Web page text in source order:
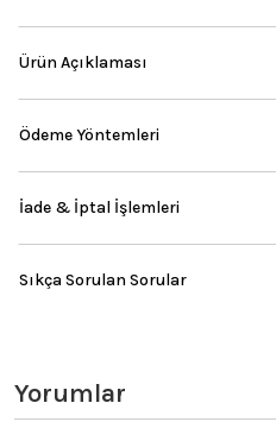
Ürün Açıklaması
Ödeme Yöntemleri
İade & İptal İşlemleri
Sıkça Sorulan Sorular
Yorumlar